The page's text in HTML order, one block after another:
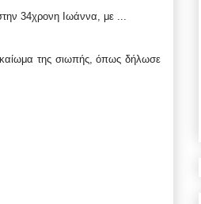
34χρονη Ιωάννα, με ...
της σιωπής, όπως δήλωσε